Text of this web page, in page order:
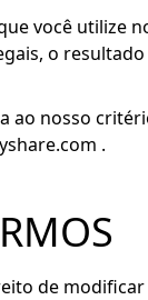
você utilize
o
ao nosso
.
de